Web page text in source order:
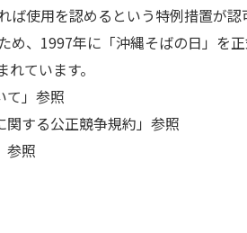
ば使用を認めるという特例措置が
め、1997年に「沖縄そばの日」を
ています。
」 参照
関する公正競争規約」 参照
参照